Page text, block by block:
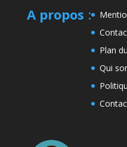
A propos :
Plan
Qui